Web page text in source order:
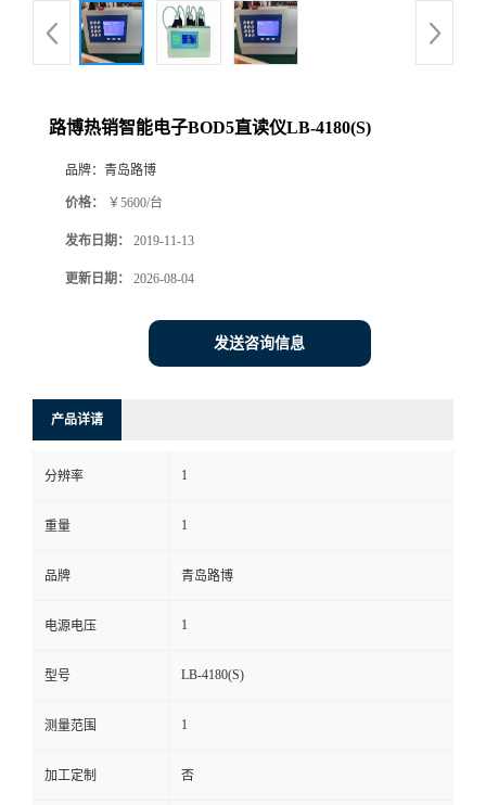
品
厅
系
方
式
在
线
路博热销智能电子BOD5直读仪LB-4180(S)
品牌： 青岛路博
价格： ￥5600/台
发布日期： 2019-11-13
更新日期： 2026-08-04
发送咨询信息
产品详请
分辨率 1
重量 1
品牌 青岛路博
电源电压 1
型号 LB-4180(S)
测量范围 1
加工定制 否